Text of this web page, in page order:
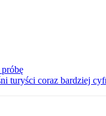
turyści coraz bardziej